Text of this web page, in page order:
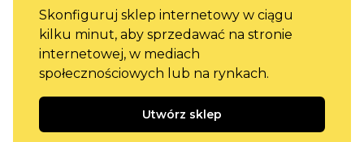
Skonfiguruj sklep internetowy w ciągu
kilku minut, aby sprzedawać na stronie
internetowej, w mediach
społecznościowych lub na rynkach.
Utwórz sklep